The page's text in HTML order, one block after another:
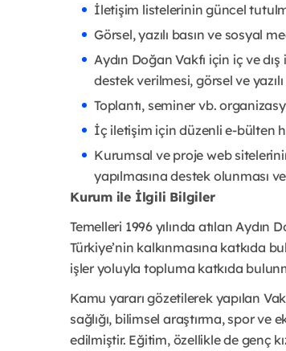
İletişim listelerinin güncel
Görsel, yazılı basın ve sosyal
Aydın Doğan Vakfı için iç ve
destek verilmesi, görsel ve
Toplantı, seminer vb.
İç iletişim için düzenli e-bülten
Kurumsal ve proje web
yapılmasına destek olunması
Kurum ile İlgili Bilgiler
Temelleri 1996 yılında atılan
Türkiye’nin kalkınmasına katkıda
işler yoluyla topluma katkıda
Kamu yararı gözetilerek yapılan
sağlığı, bilimsel araştırma, spor
edilmiştir. Eğitim, özellikle de genç